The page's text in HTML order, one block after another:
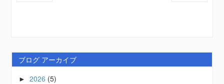
ブログ アーカイブ
►2026 (5)